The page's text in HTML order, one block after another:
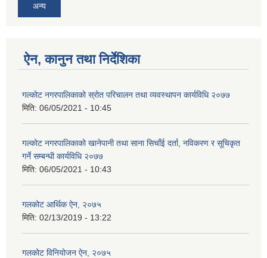
अन्य
ऐन, कानुन तथा निर्देशिका
गल्कोट नगरपालिकाको स्रोत परिचालन तथा व्यवस्थापन कार्यविधि २०७७
मिति: 06/05/2021 - 10:45
गल्कोट नगरपालिकाको खानेपानी तथा साना सिचाँई दर्ता, नविकरण र सूचिकृत
गर्ने सम्बन्धी कार्यविधि २०७७
मिति: 06/05/2021 - 10:43
गलकोट आर्थिक ऐन, २०७५
मिति: 02/13/2019 - 13:22
गलकोट विनियोजन ऐन, २०७५